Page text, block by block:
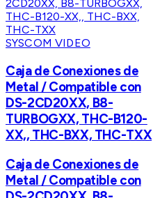
SYSCOM VIDEO
Caja de Conexiones de
Metal / Compatible con
DS-2CD20XX, B8-
TURBOGXX, THC-B120-
XX,, THC-BXX, THC-TXX
Caja de Conexiones de
Metal / Compatible con